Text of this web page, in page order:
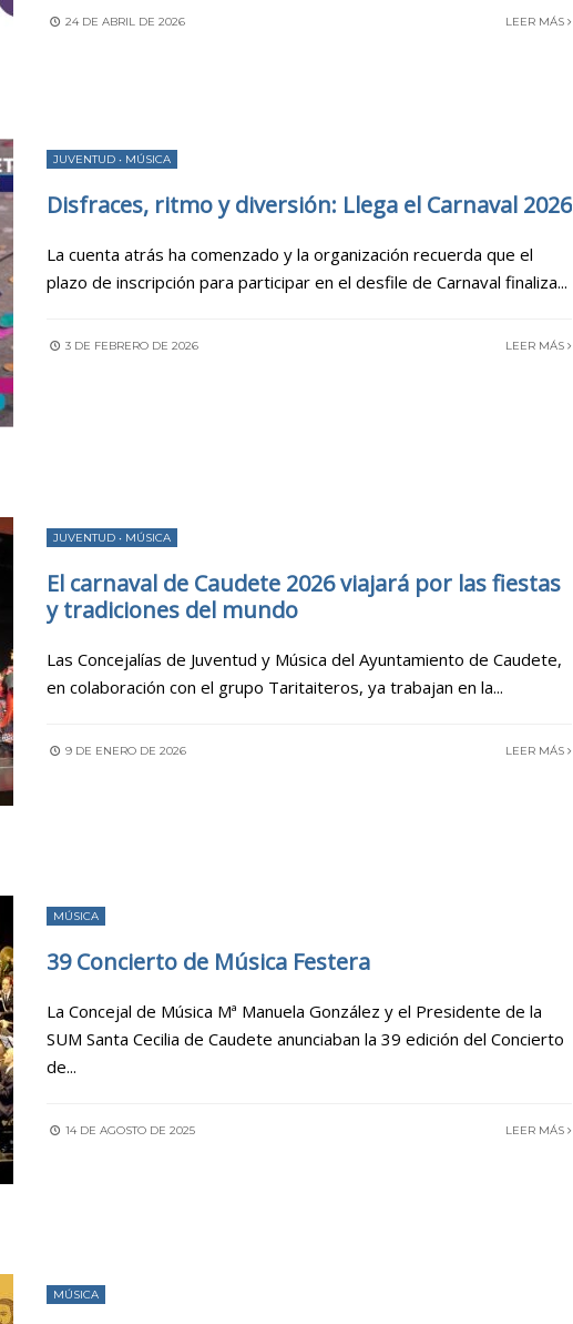
24 DE ABRIL DE 2026 LEER MÁS
JUVENTUD • MÚSICA
Disfraces, ritmo y diversión: Llega el Carnaval 2026
La cuenta atrás ha comenzado y la organización recuerda que el
plazo de inscripción para participar en el desfile de Carnaval finaliza...
3 DE FEBRERO DE 2026 LEER MÁS
JUVENTUD • MÚSICA
El carnaval de Caudete 2026 viajará por las fiestas
y tradiciones del mundo
Las Concejalías de Juventud y Música del Ayuntamiento de Caudete,
en colaboración con el grupo Taritaiteros, ya trabajan en la...
9 DE ENERO DE 2026 LEER MÁS
MÚSICA
39 Concierto de Música Festera
La Concejal de Música Mª Manuela González y el Presidente de la
SUM Santa Cecilia de Caudete anunciaban la 39 edición del Concierto
de...
14 DE AGOSTO DE 2025 LEER MÁS
MÚSICA